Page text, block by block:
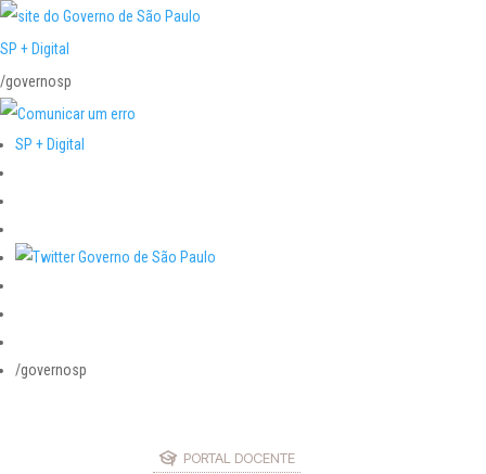
SP + Digital
/governosp
SP + Digital
/governosp
PORTAL DOCENTE